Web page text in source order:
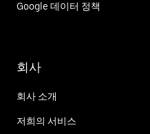
Google 데이터 정책
회사
회사 소개
저희의 서비스